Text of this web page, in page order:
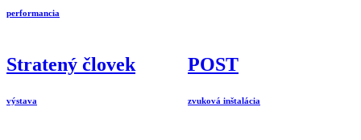
performancia
Stratený človek
výstava
POST
zvuková inštalácia